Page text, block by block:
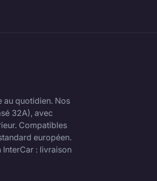
au quotidien. Nos
32A), avec
Compatibles
européen.
: livraison